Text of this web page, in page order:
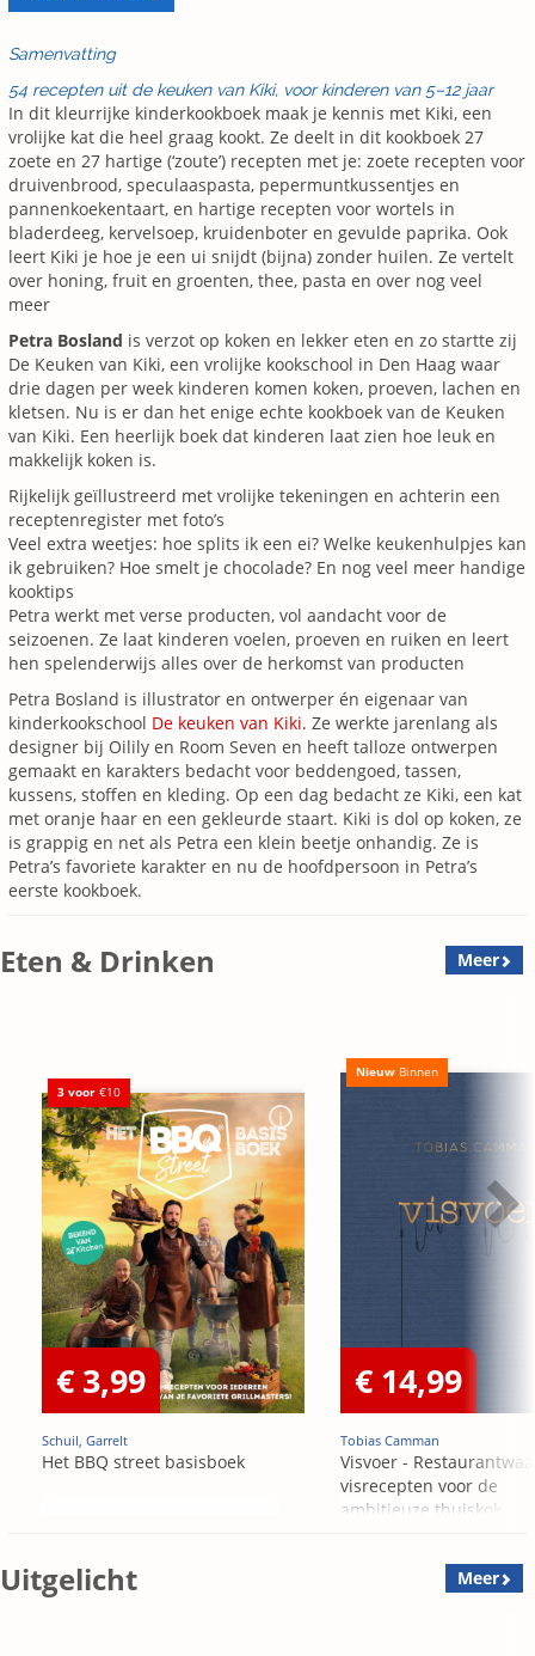
Samenvatting
54 recepten uit de keuken van Kiki, voor kinderen van 5–12 jaar
In dit kleurrijke kinderkookboek maak je kennis met Kiki, een
vrolijke kat die heel graag kookt. Ze deelt in dit kookboek 27
zoete en 27 hartige (‘zoute’) recepten met je: zoete recepten voor
druivenbrood, speculaaspasta, pepermuntkussentjes en
pannenkoekentaart, en hartige recepten voor wortels in
bladerdeeg, kervelsoep, kruidenboter en gevulde paprika. Ook
leert Kiki je hoe je een ui snijdt (bijna) zonder huilen. Ze vertelt
over honing, fruit en groenten, thee, pasta en over nog veel
meer
Petra Bosland is verzot op koken en lekker eten en zo startte zij
De Keuken van Kiki, een vrolijke kookschool in Den Haag waar
drie dagen per week kinderen komen koken, proeven, lachen en
kletsen. Nu is er dan het enige echte kookboek van de Keuken
van Kiki. Een heerlijk boek dat kinderen laat zien hoe leuk en
makkelijk koken is.
Rijkelijk geïllustreerd met vrolijke tekeningen en achterin een
receptenregister met foto’s
Veel extra weetjes: hoe splits ik een ei? Welke keukenhulpjes kan
ik gebruiken? Hoe smelt je chocolade? En nog veel meer handige
kooktips
Petra werkt met verse producten, vol aandacht voor de
seizoenen. Ze laat kinderen voelen, proeven en ruiken en leert
hen spelenderwijs alles over de herkomst van producten
Petra Bosland is illustrator en ontwerper én eigenaar van
kinderkookschool De keuken van Kiki. Ze werkte jarenlang als
designer bij Oilily en Room Seven en heeft talloze ontwerpen
gemaakt en karakters bedacht voor beddengoed, tassen,
kussens, stoffen en kleding. Op een dag bedacht ze Kiki, een kat
met oranje haar en een gekleurde staart. Kiki is dol op koken, ze
is grappig en net als Petra een klein beetje onhandig. Ze is
Petra’s favoriete karakter en nu de hoofdpersoon in Petra’s
eerste kookboek.
Eten & Drinken Meer
3 voor €10
€ 3,99
Schuil, Garrelt
Het BBQ street basisboek
Nieuw Binnen
€ 14,99
Tobias Camman
Visvoer -
visrecepten voor de
ambitieuze thuiskok
Uitgelicht Meer